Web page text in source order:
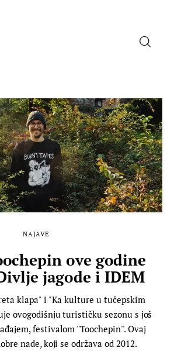
GLAZBA
GLAZBA
NAJAVE
ove godine
jagode i IDEM
klapa" i "Ka kulture u tučepskim
ovogodišnju turističku sezonu s još
festivalom ''Toochepin''. Ovaj
nade, koji se održava od 2012.